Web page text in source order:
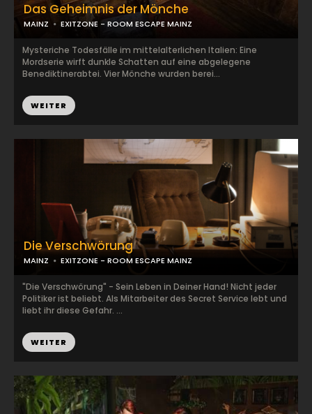
Das Geheimnis der Mönche
MAINZ EXITZONE - ROOM ESCAPE MAINZ
Mysteriche Todesfälle im mittelalterlichen Italien: Eine
Mordserie wirft dunkle Schatten auf eine abgelegene
Benediktinerabtei. Vier Mönche wurden berei...
WEITER
Die Verschwörung
MAINZ EXITZONE - ROOM ESCAPE MAINZ
"Die Verschwörung" - Sein Leben in Deiner Hand! Nicht jeder
Politiker ist beliebt. Als Mitarbeiter des Secret Service lebt und
liebt ihr diese Gefahr. ...
WEITER